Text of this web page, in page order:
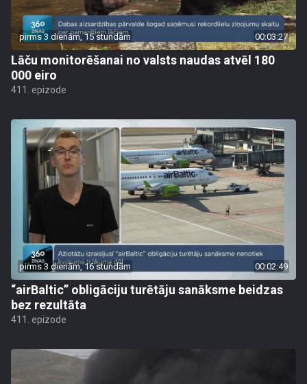
pirms 3 dienām, 15 stundām 00:03:27
Lāču monitorēšanai no valsts naudas atvēl 180
000 eiro
411. epizode
pirms 3 dienām, 16 stundām 00:02:49
“airBaltic” obligāciju turētāju sanāksme beidzas
bez rezultāta
411. epizode